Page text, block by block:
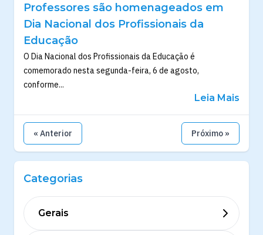
Professores são homenageados em
Dia Nacional dos Profissionais da
Educação
O Dia Nacional dos Profissionais da Educação é
comemorado nesta segunda-feira, 6 de agosto,
conforme...
Leia Mais
« Anterior Próximo »
Categorias
Gerais